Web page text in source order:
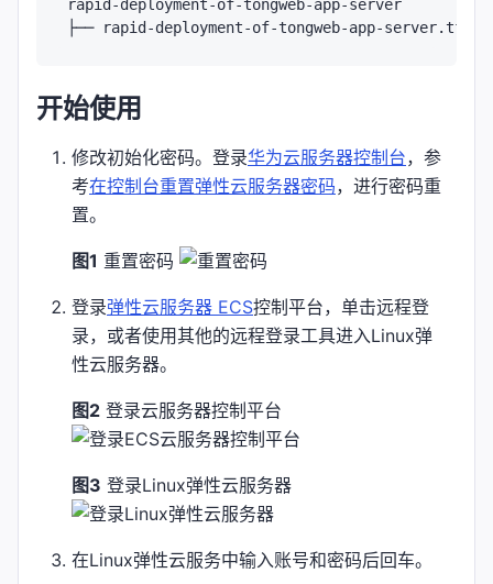
rapid-deployment-of-tongweb-app-server
├── rapid-deployment-of-tongweb-app-
开始使用
修改初始化密码。登录华为云服务器控制台，参
考在控制台重置弹性云服务器密码，进行密码重
置。
图1 重置密码
登录弹性云服务器 ECS控制平台，单击远程登
录，或者使用其他的远程登录工具进入Linux弹
性云服务器。
图2 登录云服务器控制平台
图3 登录Linux弹性云服务器
在Linux弹性云服务中输入账号和密码后回车。